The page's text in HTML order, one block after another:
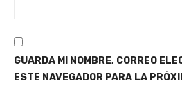
GUARDA MI NOMBRE, CORREO
ESTE NAVEGADOR PARA LA